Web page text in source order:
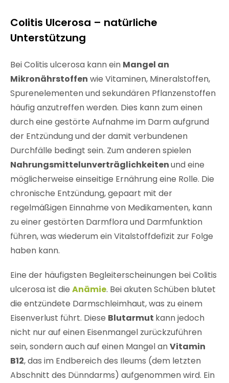
Colitis Ulcerosa – natürliche
Unterstützung
Bei Colitis ulcerosa kann ein Mangel an
Mikronährstoffen wie Vitaminen, Mineralstoffen,
Spurenelementen und sekundären Pflanzenstoffen
häufig anzutreffen werden. Dies kann zum einen
durch eine gestörte Aufnahme im Darm aufgrund
der Entzündung und der damit verbundenen
Durchfälle bedingt sein. Zum anderen spielen
Nahrungsmittelunverträglichkeitenund eine
möglicherweise einseitige Ernährung eine Rolle. Die
chronische Entzündung, gepaart mit der
regelmäßigen Einnahme von Medikamenten, kann
zu einer gestörten Darmflora und Darmfunktion
führen, was wiederum ein Vitalstoffdefizit zur Folge
haben kann.
Eine der häufigsten Begleiterscheinungen bei Colitis
ulcerosa ist die Anämie. Bei akuten Schüben blutet
die entzündete Darmschleimhaut, was zu einem
Eisenverlust führt. Diese Blutarmut kann jedoch
nicht nur auf einen Eisenmangel zurückzuführen
sein, sondern auch auf einen Mangel anVitamin
B12, das im Endbereich des Ileums (dem letzten
Abschnitt des Dünndarms) aufgenommen wird. Ein